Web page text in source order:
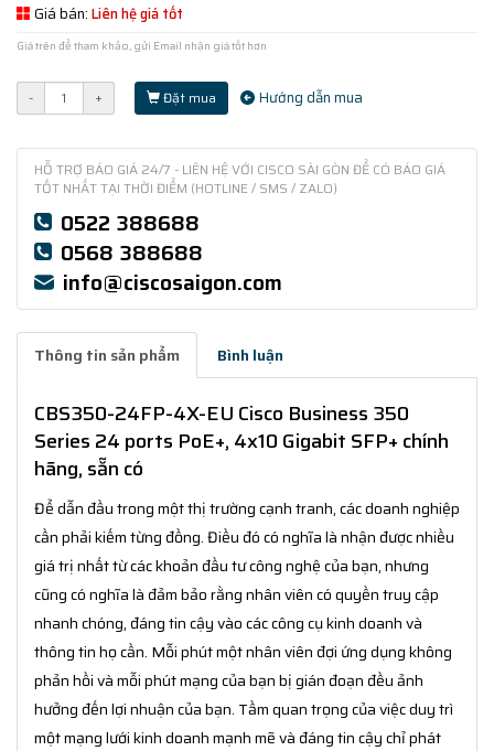
Giá bán:Liên hệ giá tốt
Giá trên để tham khảo, gửi Email nhận giá tốt hơn
- + Đặt mua Hướng dẫn mua
HỖ TRỢ BÁO GIÁ 24/7 - LIÊN HỆ VỚI CISCO SÀI GÒN ĐỂ CÓ BÁO GIÁ
TỐT NHẤT TẠI THỜI ĐIỂM (HOTLINE / SMS / ZALO)
0522 388688
0568 388688
info@ciscosaigon.com
Thông tin sản phẩm Bình luận
CBS350-24FP-4X-EU Cisco Business 350
Series 24 ports PoE+, 4x10 Gigabit SFP+ chính
hãng, sẵn có
Để dẫn đầu trong một thị trường cạnh tranh, các doanh nghiệp
cần phải kiếm từng đồng. Điều đó có nghĩa là nhận được nhiều
giá trị nhất từ các khoản đầu tư công nghệ của bạn, nhưng
cũng có nghĩa là đảm bảo rằng nhân viên có quyền truy cập
nhanh chóng, đáng tin cậy vào các công cụ kinh doanh và
thông tin họ cần. Mỗi phút một nhân viên đợi ứng dụng không
phản hồi và mỗi phút mạng của bạn bị gián đoạn đều ảnh
hưởng đến lợi nhuận của bạn. Tầm quan trọng của việc duy trì
một mạng lưới kinh doanh mạnh mẽ và đáng tin cậy chỉ phát